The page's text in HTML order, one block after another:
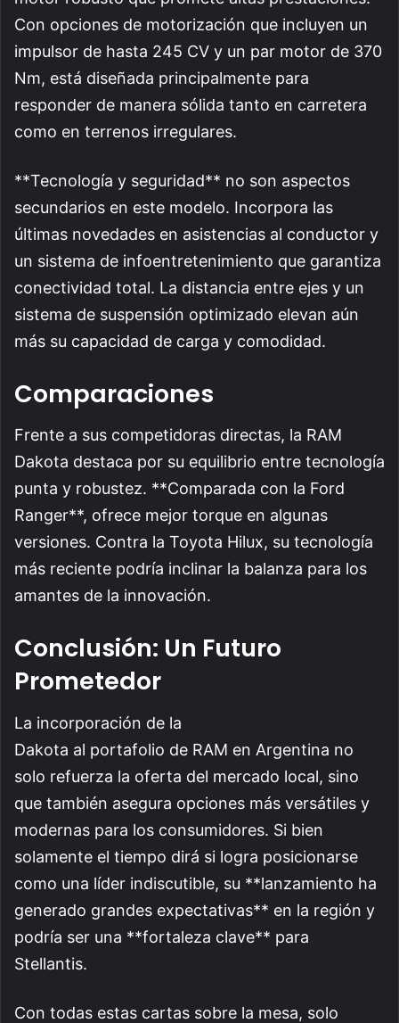
Con opciones de motorización que incluyen un
impulsor de hasta 245 CV y un par motor de 370
Nm, está diseñada principalmente para
responder de manera sólida tanto en carretera
como en terrenos irregulares.
**Tecnología y seguridad** no son aspectos
secundarios en este modelo. Incorpora las
últimas novedades en asistencias al conductor y
un sistema de infoentretenimiento que garantiza
conectividad total. La distancia entre ejes y un
sistema de suspensión optimizado elevan aún
más su capacidad de carga y comodidad.
Comparaciones
Frente a sus competidoras directas, la RAM
Dakota destaca por su equilibrio entre tecnología
punta y robustez. **Comparada con la Ford
Ranger**, ofrece mejor torque en algunas
versiones. Contra la Toyota Hilux, su tecnología
más reciente podría inclinar la balanza para los
amantes de la innovación.
Conclusión: Un Futuro
Prometedor
La incorporación de la
Dakota al portafolio de RAM en Argentina no
solo refuerza la oferta del mercado local, sino
que también asegura opciones más versátiles y
modernas para los consumidores. Si bien
solamente el tiempo dirá si logra posicionarse
como una líder indiscutible, su **lanzamiento ha
generado grandes expectativas** en la región y
podría ser una **fortaleza clave** para
Stellantis.
Con todas estas cartas sobre la mesa, solo